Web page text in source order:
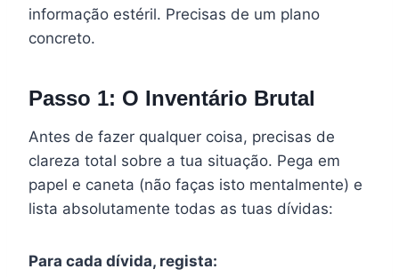
informação estéril. Precisas de um plano
concreto.
Passo 1: O Inventário Brutal
Antes de fazer qualquer coisa, precisas de
clareza total sobre a tua situação. Pega em
papel e caneta (não faças isto mentalmente) e
lista absolutamente todas as tuas dívidas:
Para cada dívida, regista: